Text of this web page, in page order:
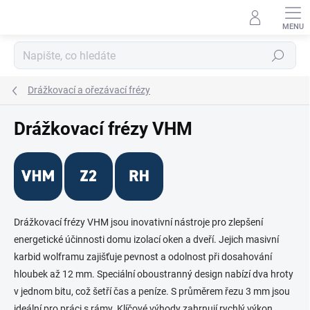
Hledat
Drážkovací a ořezávací frézy
Drážkovací frézy VHM
Drážkovací frézy VHM jsou inovativní nástroje pro zlepšení
energetické účinnosti domu izolací oken a dveří. Jejich masivní
karbid wolframu zajišťuje pevnost a odolnost při dosahování
hloubek až 12 mm. Speciální oboustranný design nabízí dva hroty
v jednom bitu, což šetří čas a peníze. S průměrem řezu 3 mm jsou